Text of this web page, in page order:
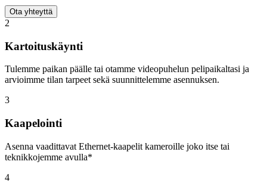
Ota yhteyttä
2
Kartoituskäynti
Tulemme paikan päälle tai otamme videopuhelun pelipaikaltasi ja
arvioimme tilan tarpeet sekä suunnittelemme asennuksen.
3
Kaapelointi
Asenna vaadittavat Ethernet-kaapelit kameroille joko itse tai
teknikkojemme avulla*
4